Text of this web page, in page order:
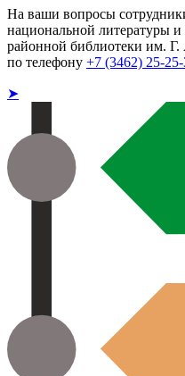
На ваши вопросы
национальной литературы
районной библиотеки им.
по телефону +7 (3462) 25-
➤